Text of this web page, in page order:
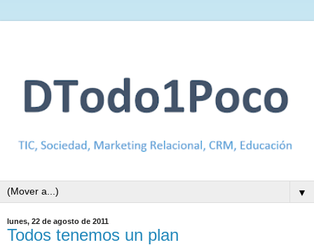
▼
lunes, 22 de agosto de 2011
Todos tenemos un plan